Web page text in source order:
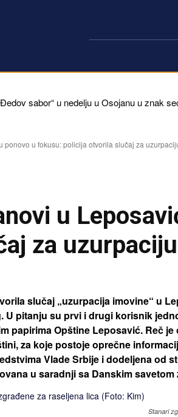
sabor“ u nedelju u Osojanu u znak
ponovo u fokusu: policija otvorila slučaj za
u
za uzurpaciju
slučaj „uzurpacija imovine“ u
U pitanju su prvi i drugi korisnik
papirima Opštine Leposavić. Reč
za koje postoje oprečne
Vlade Srbije i dodeljena od
u saradnji sa Danskim savetom
Stanari